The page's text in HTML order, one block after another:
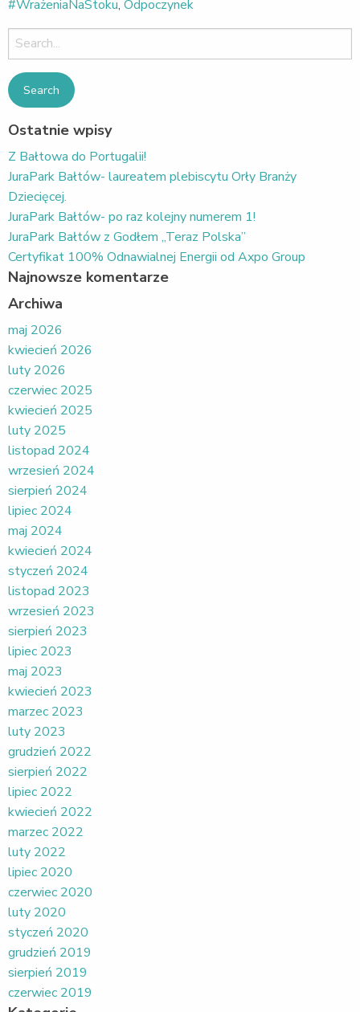
#WrażeniaNaStoku, Odpoczynek
Search
for:
Ostatnie wpisy
Z Bałtowa do Portugalii!
JuraPark Bałtów- laureatem plebiscytu Orły Branży
Dziecięcej.
JuraPark Bałtów- po raz kolejny numerem 1!
JuraPark Bałtów z Godłem „Teraz Polska”
Certyfikat 100% Odnawialnej Energii od Axpo Group
Najnowsze komentarze
Archiwa
maj 2026
kwiecień 2026
luty 2026
czerwiec 2025
kwiecień 2025
luty 2025
listopad 2024
wrzesień 2024
sierpień 2024
lipiec 2024
maj 2024
kwiecień 2024
styczeń 2024
listopad 2023
wrzesień 2023
sierpień 2023
lipiec 2023
maj 2023
kwiecień 2023
marzec 2023
luty 2023
grudzień 2022
sierpień 2022
lipiec 2022
kwiecień 2022
marzec 2022
luty 2022
lipiec 2020
czerwiec 2020
luty 2020
styczeń 2020
grudzień 2019
sierpień 2019
czerwiec 2019